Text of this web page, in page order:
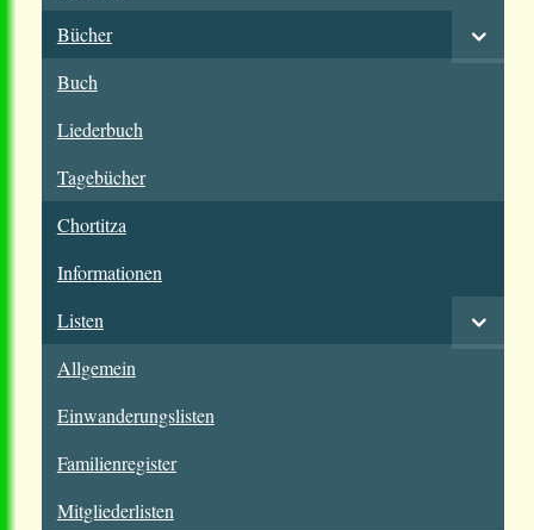
Bücher
Buch
Liederbuch
Tagebücher
Chortitza
Informationen
Listen
Allgemein
Einwanderungslisten
Familienregister
Mitgliederlisten